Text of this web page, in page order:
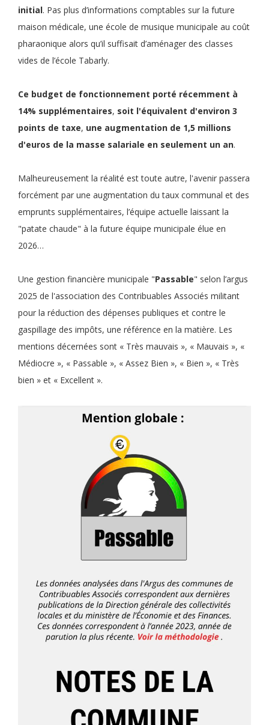
initial. Pas plus d’informations comptables sur la future
maison médicale, une école de musique municipale au coût
pharaonique alors qu’il suffisait d’aménager des classes
vides de l’école Tabarly.
Ce budget de fonctionnement porté récemment à
14% supplémentaires, soit l'équivalent d'environ 3
points de taxe, une augmentation de 1,5 millions
d'euros de la masse salariale en seulement un an.
Malheureusement la réalité est toute autre, l'avenir passera
forcément par une augmentation du taux communal et des
emprunts supplémentaires, l’équipe actuelle laissant la
"patate chaude" à la future équipe municipale élue en
2026…
Une gestion financière municipale "Passable" selon l’argus
2025 de l'association des Contribuables Associés militant
pour la réduction des dépenses publiques et contre le
gaspillage des impôts, une référence en la matière. Les
mentions décernées sont « Très mauvais », « Mauvais », «
Médiocre », « Passable », « Assez Bien », « Bien », « Très
bien » et « Excellent ».